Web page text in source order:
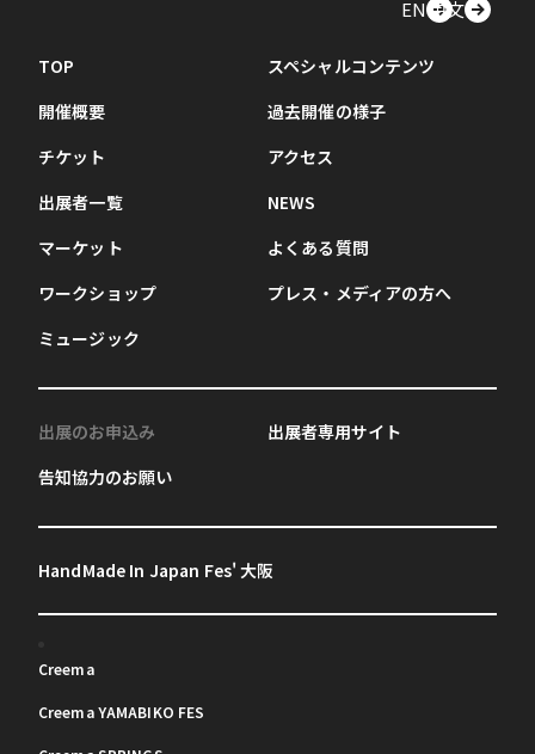
EN中文
TOP
開催概要
チケット
出展者一覧
マーケット
ワークショップ
ミュージック
スペシャルコンテンツ
過去開催の様子
アクセス
NEWS
よくある質問
プレス・メディアの方へ
出展のお申込み
告知協力のお願い
出展者専用サイト
HandMade In Japan Fes' 大阪
Creema
Creema YAMABIKO FES